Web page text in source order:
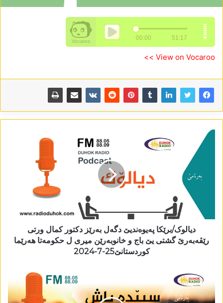
View on Vocaroo >>
دیالوک/برێکا پەیوەندیێ دگەل بەرێز دکتور کمال ورتی
رێڤەبەرێ گشتی یێ باج و خانوبەرێن میری ل حکومەتا ھەرێما
کوردستانێ25-7-2024